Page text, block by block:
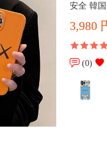
安全 韓
3,980
(0)